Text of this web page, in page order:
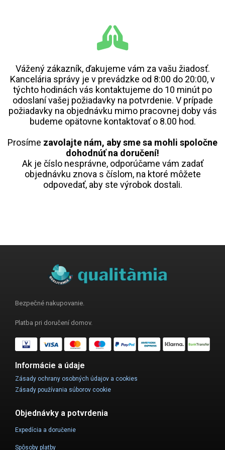
Vážený zákazník, ďakujeme vám za vašu žiadosť.
Kancelária správy je v prevádzke od 8:00 do 20:00, v
týchto hodinách vás kontaktujeme do 10 minút po
odoslaní vašej požiadavky na potvrdenie. V prípade
požiadavky na objednávku mimo pracovnej doby vás
budeme opätovne kontaktovať o 8.00 hod.
Prosíme zavolajte nám, aby sme sa mohli spoločne
dohodnúť na doručení!
Ak je číslo nesprávne, odporúčame vám zadať
objednávku znova s číslom, na ktoré môžete
odpovedať, aby ste výrobok dostali.
Bezpečné nakupovanie.
Platba pri doručení domov.
Informácie a údaje
Zásady ochrany osobných údajov a cookies
Zásady používania súborov cookie
Objednávky a potvrdenia
Expedícia a doručenie
Spôsoby platby